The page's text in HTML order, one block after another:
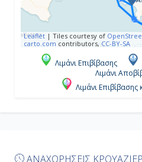
Leaflet | Tiles courtesy of
carto.com contributors, CC-BY-SA
Λιμάνι Επιβίβασης
Λιμάνι
Λιμάνι
ΑΝΑΧΩΡΗΣΕΙΣ